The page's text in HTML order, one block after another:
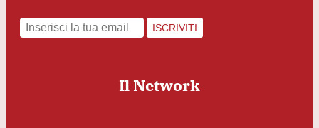
ISCRIVITI
Il Network